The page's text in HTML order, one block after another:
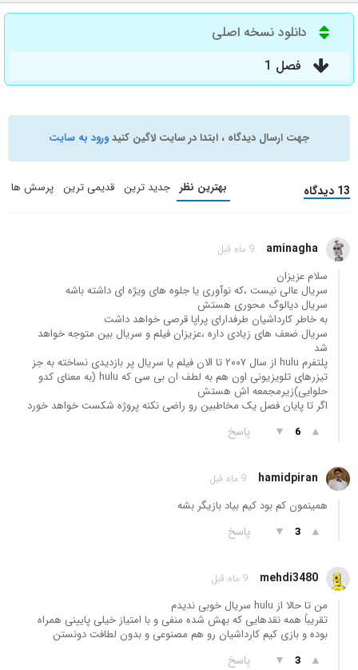
دانلود نسخه اصلی
فصل 1
جهت ارسال دیدگاه ، ابتدا در سایت لاگین کنیدورود به سایت
13 دیدگاه بهترین نظر جدید ترین قدیمی ترین پرسش ها
aminagha 9 ماه قبل
سلام عزیزان
سریال عالی نیست ،که نوآوری یا جلوه های ویژه ای داشته باشه
سریال دیالوگ محوری هستش
به خاطر کارداشیان طرفدارای پراپا قرصی خواهد داشت
سریال ضعف های زیادی داره ،عزیزان فیلم و سریال بین متوجه خواهد
شد
پلتفرم hulu از سال ۲۰۰۷ تا الان فیلم یا سریال پر بازدیدی نساخته به جز
تیزرهای تلویزیونی اون هم به لطف ان بی سی که hulu (به معنای کدو
حلوایی)زیرمجمعه اش هستش
اگر تا پایان فصل یک مخاطبین رو راضی نکنه پروژه شکست خواهد خورد
▲
6
▼ پاسخ
hamidpiran 9 ماه قبل
همینمون کم بود کیم بیاد بازیگر بشه
▲
3
▼ پاسخ
mehdi3480 9 ماه قبل
من تا حالا از hulu سریال خوبی ندیدم
تقریباً همه نقدهایی که بهش شده منفی و با امتیاز خیلی پایینی همراه
بوده و بازی کیم کارداشیان رو هم مصنوعی و بدون لطافت دونستن
▲
3
▼ پاسخ